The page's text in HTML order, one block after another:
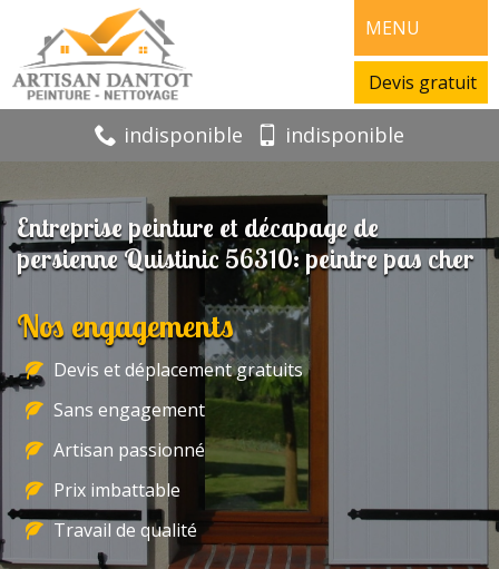
MENU
Devis gratuit
indisponible indisponible
Entreprise peinture et décapage de
persienne Quistinic 56310: peintre pas cher
Nos engagements
Devis et déplacement gratuits
Sans engagement
Artisan passionné
Prix imbattable
Travail de qualité